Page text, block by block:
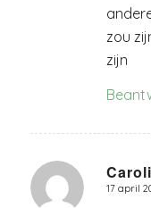
zou
zijn
zegt:
17 april